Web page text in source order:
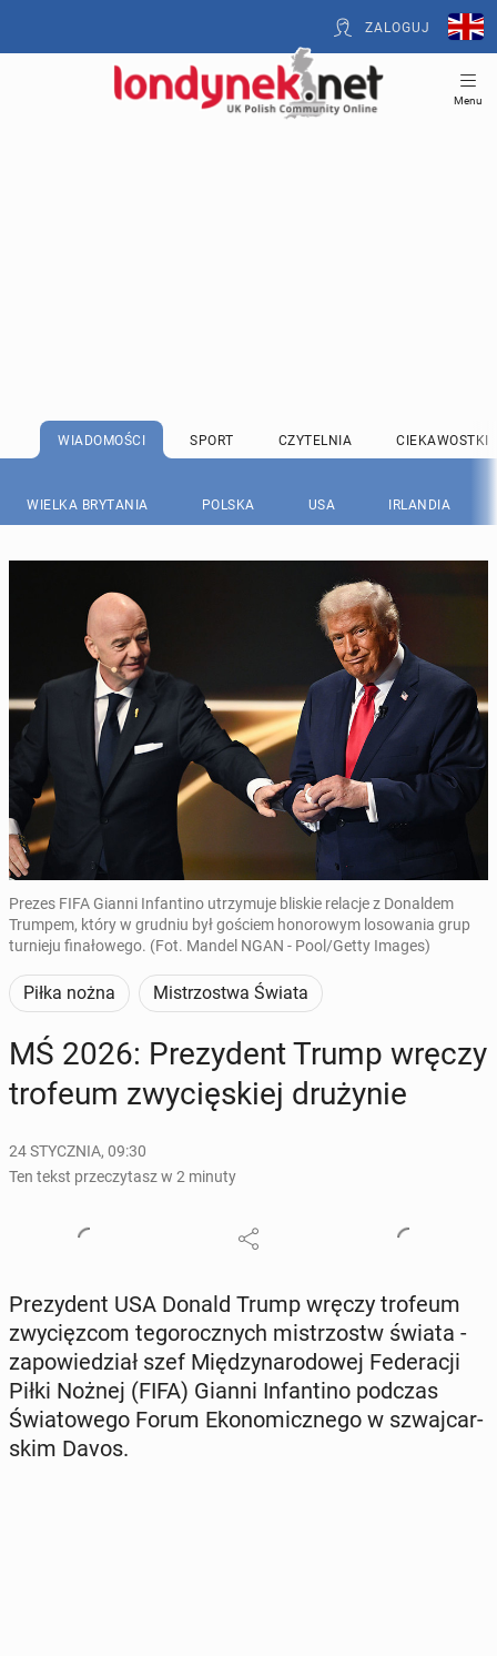
ZALOGUJ
Menu
WIADOMOŚCI SPORT CZYTELNIA CIEKAWOSTKI
WIELKA BRYTANIA POLSKA USA IRLANDIA
Prezes FIFA Gianni Infantino utrzymuje bliskie relacje z Donaldem
Trumpem, który w grudniu był gościem honorowym losowania grup
turnieju finałowego. (Fot. Mandel NGAN - Pool/Getty Images)
Piłka nożna Mistrzostwa Świata
MŚ 2026: Pre­zy­dent Trump wręczy
trofeum zwy­cię­skiej dru­ży­nie
24 STYCZNIA, 09:30
Ten tekst przeczytasz w 2 minuty
Pre­zy­dent USA Donald Trump wręczy trofeum
zwy­cięz­com te­go­rocz­nych mi­strzostw świata -
za­po­wie­dział szef Mię­dzy­na­ro­do­wej Fe­de­ra­cji
Piłki Nożnej (FIFA) Gianni In­fan­ti­no podczas
Świa­to­we­go Forum Eko­no­micz­ne­go w szwaj­car­
skim Davos.